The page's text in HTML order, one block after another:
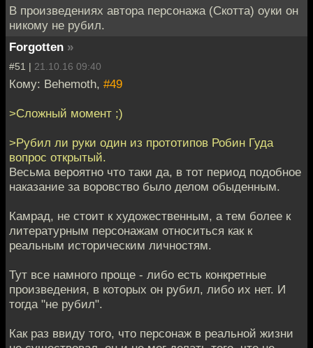
В произведениях автора персонажа (Скотта) оуки он
никому не рубил.
Forgotten »
#51 | 21.10.16 09:40
Кому: Behemoth, #49
>Сложный момент ;)
>Рубил ли руки один из прототипов Робин Гуда
вопрос открытый.
Весьма вероятно что таки да, в тот период подобное
наказание за воровство было делом обыденным.
Камрад, не стоит к художественным, а тем более к
литературным персонажам относиться как к
реальным историческим личностям.
Тут все намного проще - либо есть конкретные
произведения, в которых он рубил, либо их нет. И
тогда "не рубил".
Как раз ввиду того, что персонаж в реальной жизни